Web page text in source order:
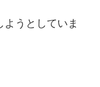
ようとしていま